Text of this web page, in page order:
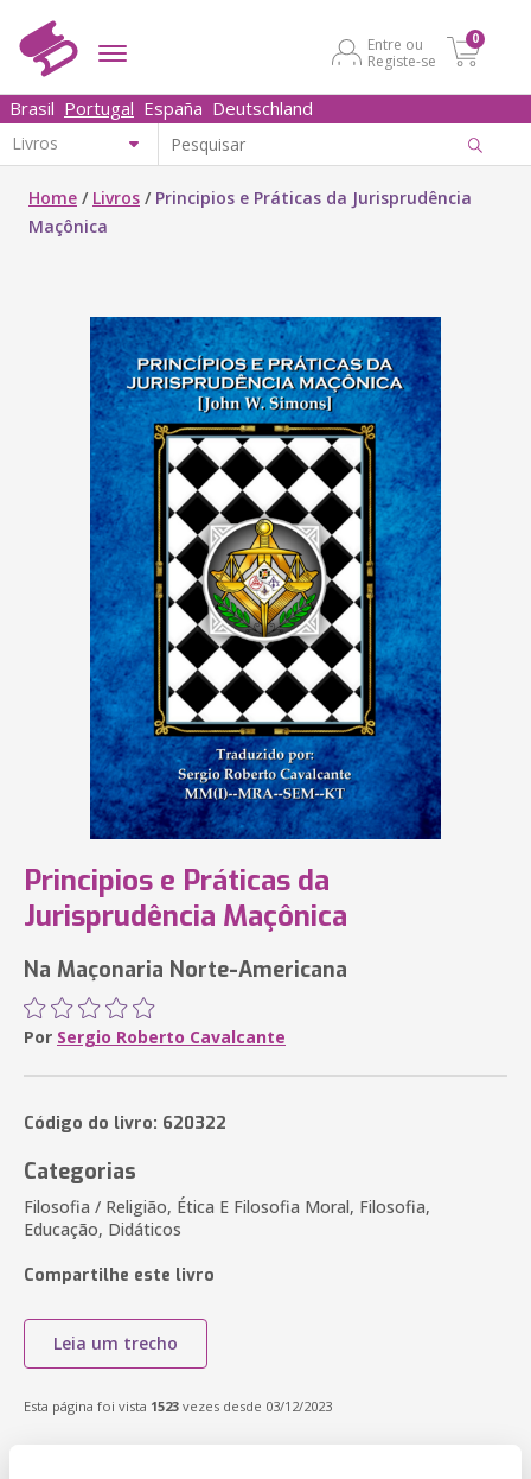
Entre ou
Registe-se
0
Brasil Portugal España Deutschland
Home / Livros / Principios e Práticas da Jurisprudência
Maçônica
Principios e Práticas da
Jurisprudência Maçônica
Na Maçonaria Norte-Americana
Por Sergio Roberto Cavalcante
Código do livro: 620322
Categorias
Filosofia / Religião, Ética E Filosofia Moral, Filosofia,
Educação, Didáticos
Compartilhe este livro
Leia um trecho
Esta página foi vista 1523 vezes desde 03/12/2023